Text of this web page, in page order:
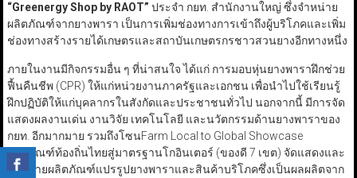
“Greenergy Shop by RAOT” ประจำ กยท. สำนักงานใหญ่ ซึ่งจำหน่าย
ผลิตภัณฑ์จากยางพารา เป็นการเพิ่มช่องทางการเข้าถึงผู้บริโภคและเพิ่ม
ช่องทางสร้างรายได้เกษตรและสถาบันเกษตรกรชาวสวนยางอีกทางหนึ่ง
ภายในงานมีกิจกรรมอื่น ๆ ที่น่าสนใจ ได้แก่ การมอบหุ่นยางพาราฝึกช่วย
ฟื้นคืนชีพ (CPR) ให้แก่หน่วยงานภาครัฐและเอกชน เพื่อนำไปใช้เรียนรู้
ฝึกปฏิบัติให้แก่บุคลากรในสังกัดและประชาชนทั่วไป นอกจากนี้ มีการจัด
แสดงผลงานเด่น งานวิจัย เทคโนโลยี และนวัตกรรมด้านยางพาราของ
กยท. อีกมากมาย รวมถึงโซนFarm Local to Global Showcase
ผลิตภัณฑ์ท้องถิ่นไทยสู่มาตรฐานโกอินเตอร์ (ของดี 7 เขต) จัดแสดงและ
จำหน่ายผลิตภัณฑ์แปรรูปยางพาราและสินค้าบริโภคซึ่งเป็นผลผลิตจาก